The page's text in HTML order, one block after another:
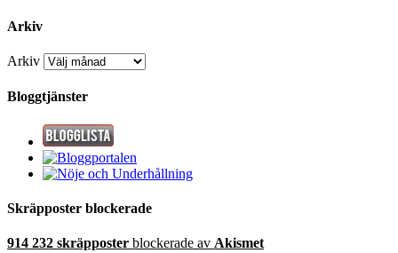
Arkiv
Arkiv
Bloggtjänster
Skräpposter blockerade
914 232 skräpposter blockerade av Akismet